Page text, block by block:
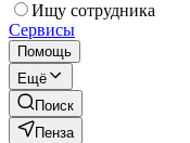
Ищу сотрудника
Сервисы
Помощь
Ещё
Поиск
Пенза